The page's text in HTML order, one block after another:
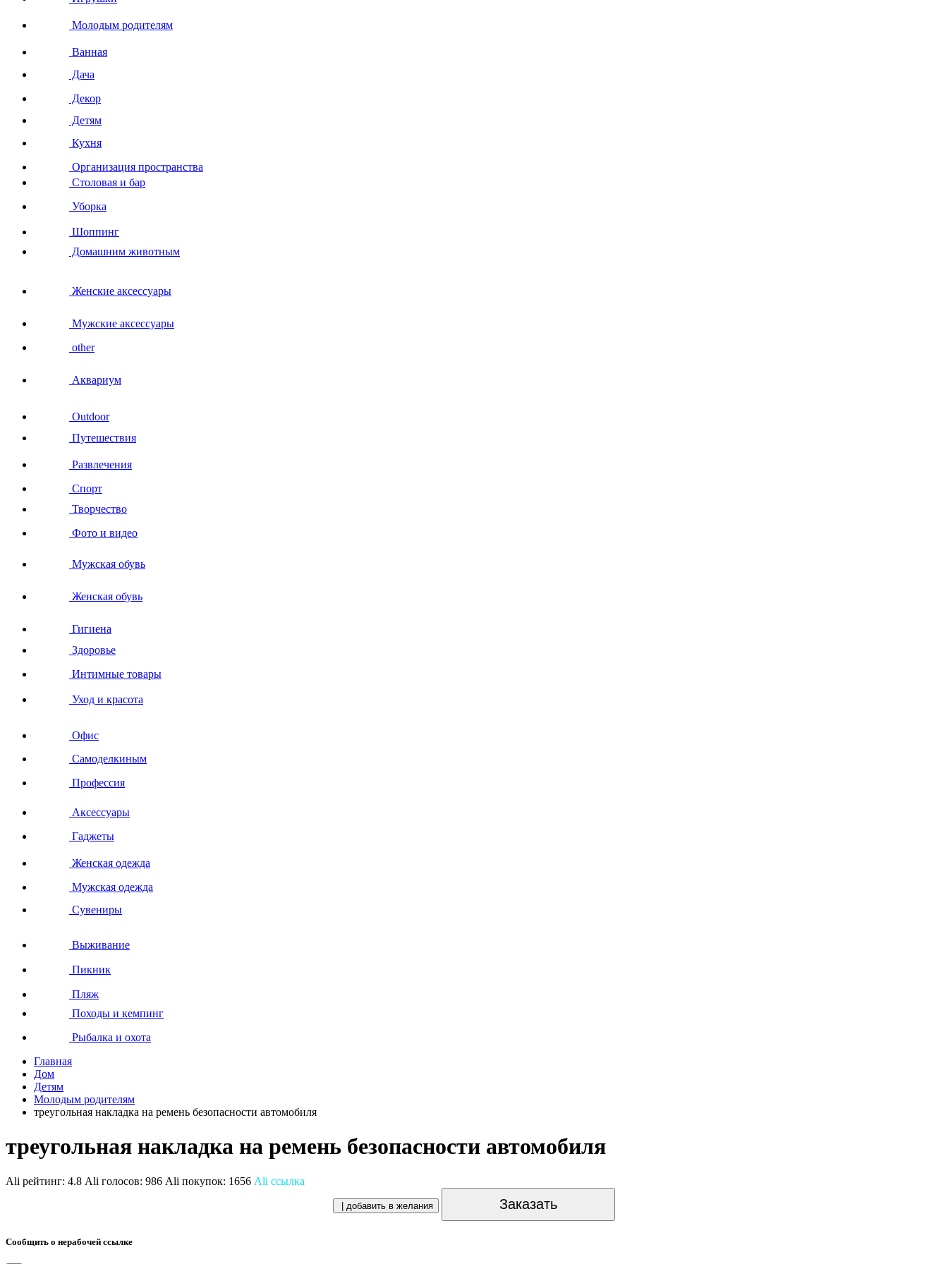
Молодым родителям
Ванная
Дача
Декор
Детям
Кухня
Организация пространства
Столовая и бар
Уборка
Шоппинг
Домашним животным
Женские аксессуары
Мужские аксессуары
other
Аквариум
Outdoor
Путешествия
Развлечения
Спорт
Творчество
Фото и видео
Мужская обувь
Женская обувь
Гигиена
Здоровье
Интимные товары
Уход и красота
Офис
Самоделкиным
Профессия
Аксессуары
Гаджеты
Женская одежда
Мужская одежда
Сувениры
Выживание
Пикник
Пляж
Походы и кемпинг
Рыбалка и охота
Главная
Дом
Детям
Молодым родителям
треугольная накладка на ремень безопасности автомобиля
треугольная накладка на ремень безопасности автомобиля
Ali рейтинг: 4.8 Ali голосов: 986 Ali покупок: 1656 Ali ссылка
| добавить в желания Заказать
Сообщить о нерабочей ссылке